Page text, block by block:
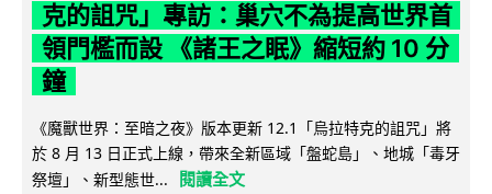
克的詛咒」專訪：巢穴不為提高世界首
領門檻而設 《諸王之眠》縮短約 10 分
鐘
《魔獸世界：至暗之夜》版本更新 12.1「烏拉特克的詛咒」將
於 8 月 13 日正式上線，帶來全新區域「盤蛇島」、地城「毒牙
祭壇」、新型態世...
閱讀全文